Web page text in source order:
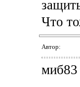
Что
Автор:
миб83